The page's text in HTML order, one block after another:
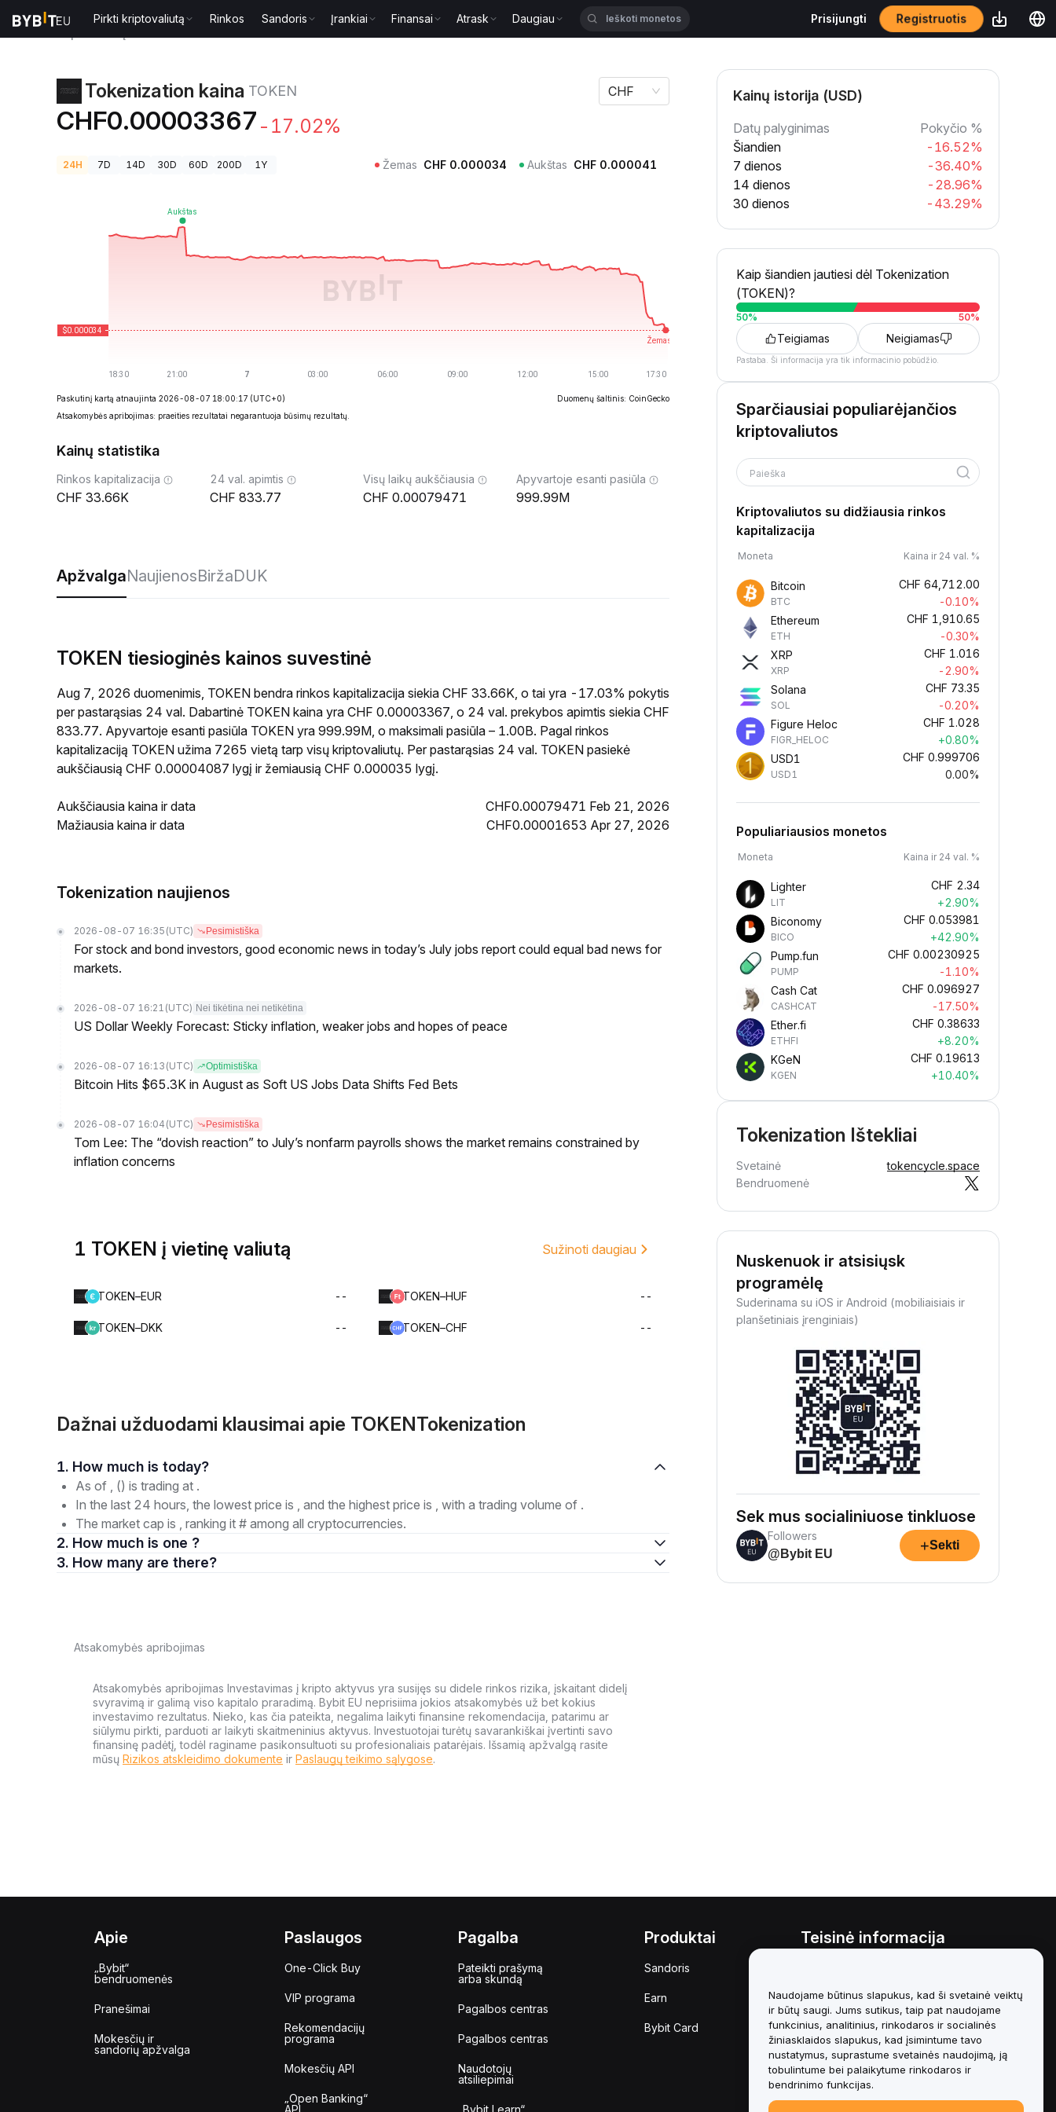
Pirkti kriptovaliutą Rinkos Sandoris Įrankiai Finansai Atrask Daugiau Prisijungti Registruotis
Tokenization kaina TOKEN
CHF0.00003367 -17.02%
CHF
24H 7D 14D 30D 60D 200D 1Y Žemas CHF 0.000034 Aukštas CHF 0.000041
Paskutinį kartą atnaujinta 2026-08-07 18:00:17 (UTC+0)
Duomenų šaltinis: CoinGecko
Atsakomybės apribojimas: praeities rezultatai negarantuoja būsimų rezultatų.
Kainų statistika
Rinkos kapitalizacija
33.66K
24 val. apimtis
833.77
Visų laikų aukščiausia
0.00079471
Apyvartoje esanti pasiūla
999.99M
ApžvalgaNaujienosBiržaDUK
TOKEN tiesioginės kainos suvestinė
Aug 7, 2026 duomenimis, TOKEN bendra rinkos kapitalizacija siekia CHF 33.66K, o tai yra -17.03% pokytis
per pastarąsias 24 val. Dabartinė TOKEN kaina yra CHF 0.00003367, o 24 val. prekybos apimtis siekia CHF
833.77. Apyvartoje esanti pasiūla TOKEN yra 999.99M, o maksimali pasiūla – 1.00B. Pagal rinkos
kapitalizaciją TOKEN užima 7265 vietą tarp visų kriptovaliutų. Per pastarąsias 24 val. TOKEN pasiekė
aukščiausią CHF 0.00004087 lygį ir žemiausią CHF 0.000035 lygį.
Aukščiausia kaina ir data
CHF0.00079471 Feb 21, 2026
Mažiausia kaina ir data
CHF0.00001653 Apr 27, 2026
Tokenization naujienos
2026-08-07 16:35 (UTC) Pesimistiška
For stock and bond investors, good economic news in today’s July jobs report could equal bad news for
markets.
2026-08-07 16:21 (UTC) Nei tikėtina nei netikėtina
US Dollar Weekly Forecast: Sticky inflation, weaker jobs and hopes of peace
2026-08-07 16:13 (UTC) Optimistiška
Bitcoin Hits $65.3K in August as Soft US Jobs Data Shifts Fed Bets
2026-08-07 16:04 (UTC) Pesimistiška
Tom Lee: The “dovish reaction” to July’s nonfarm payrolls shows the market remains constrained by
inflation concerns
1 TOKEN į vietinę valiutą Sužinoti daugiau
TOKEN–EUR -- TOKEN–HUF --
TOKEN–DKK -- TOKEN–CHF --
Dažnai užduodami klausimai apie TOKENTokenization
1. How much is today?
As of , () is trading at .
In the last 24 hours, the lowest price is , and the highest price is , with a trading volume of .
The market cap is , ranking it # among all cryptocurrencies.
2. How much is one ?
3. How many are there?
Atsakomybės apribojimas
Atsakomybės apribojimas Investavimas į kripto aktyvus yra susijęs su didele rinkos rizika, įskaitant didelį
svyravimą ir galimą viso kapitalo praradimą. Bybit EU neprisiima jokios atsakomybės už bet kokius
investavimo rezultatus. Nieko, kas čia pateikta, negalima laikyti finansine rekomendacija, patarimu ar
siūlymu pirkti, parduoti ar laikyti skaitmeninius aktyvus. Investuotojai turėtų savarankiškai įvertinti savo
finansinę padėtį, todėl raginame pasikonsultuoti su profesionaliais patarėjais. Išsamią apžvalgą rasite
mūsų Rizikos atskleidimo dokumente ir Paslaugų teikimo sąlygose.
Kainų istorija (USD)
Datų palyginimas
Pokyčio %
Šiandien
-16.52%
7 dienos
-36.40%
14 dienos
-28.96%
30 dienos
-43.29%
Kaip šiandien jautiesi dėl Tokenization
(TOKEN)?
50% 50%
Teigiamas Neigiamas
Pastaba. Ši informacija yra tik informacinio pobūdžio.
Sparčiausiai populiarėjančios
kriptovaliutos
Paieška
Kriptovaliutos su didžiausia rinkos
kapitalizacija
Moneta Kaina ir 24 val. %
Bitcoin
BTC
CHF 64,712.00
-0.10%
Ethereum
ETH
CHF 1,910.65
-0.30%
XRP
XRP
CHF 1.016
-2.90%
Solana
SOL
CHF 73.35
-0.20%
Figure Heloc
FIGR_HELOC
CHF 1.028
+0.80%
USD1
USD1
CHF 0.999706
0.00%
Populiariausios monetos
Moneta Kaina ir 24 val. %
Lighter
LIT
CHF 2.34
+2.90%
Biconomy
BICO
CHF 0.053981
+42.90%
Pump.fun
PUMP
CHF 0.00230925
-1.10%
Cash Cat
CASHCAT
CHF 0.096927
-17.50%
Ether.fi
ETHFI
CHF 0.38633
+8.20%
KGeN
KGEN
CHF 0.19613
+10.40%
Tokenization Ištekliai
Svetainė
tokencycle.space
Bendruomenė
Nuskenuok ir atsisiųsk
programėlę
Suderinama su iOS ir Android (mobiliaisiais ir
planšetiniais įrenginiais)
Sek mus socialiniuose tinkluose
Followers
@Bybit EU
+Sekti
Apie
„Bybit“
bendruomenės
Pranešimai
Mokesčių ir
sandorių apžvalga
Paslaugos
One-Click Buy
VIP programa
Rekomendacijų
programa
Mokesčių API
„Open Banking“
API
Pagalba
Pateikti prašymą
arba skundą
Pagalbos centras
Pagalbos centras
Naudotojų
atsiliepimai
„Bybit Learn“
Produktai
Sandoris
Earn
Bybit Card
Teisinė informacija
Saugojimo ir administravimo
politikos santrauka
ESG informacija
Crypto-Asset White Papers
Naudojame būtinus slapukus, kad ši svetainė veiktų
ir būtų saugi. Jums sutikus, taip pat naudojame
funkcinius, analitinius, rinkodaros ir socialinės
žiniasklaidos slapukus, kad įsimintume tavo
nustatymus, suprastume svetainės naudojimą, ją
tobulintume bei palaikytume rinkodaros ir
bendrinimo funkcijas.